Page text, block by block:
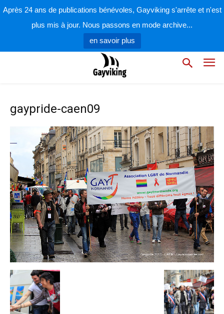
Après 24 ans de publications bénévoles, Gayviking s'arrête et n'est
plus mis à jour. Nous passons en mode archive...
en savoir plus
gaypride-caen09